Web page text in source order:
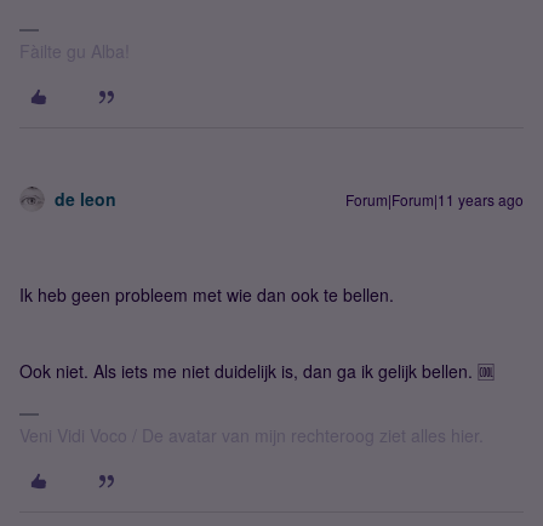
Fàilte gu Alba!
de leon Forum|Forum|11 years ago
Ik heb geen probleem met wie dan ook te bellen.
Ook niet. Als iets me niet duidelijk is, dan ga ik gelijk bellen. 🆒
Veni Vidi Voco / De avatar van mijn rechteroog ziet alles hier.